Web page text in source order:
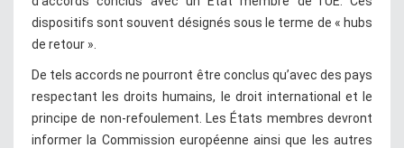
dispositifs sont souvent désignés sous le terme de « hubs
de retour ».
De tels accords ne pourront être conclus qu’avec des pays
respectant les droits humains, le droit international et le
principe de non-refoulement. Les États membres devront
informer la Commission européenne ainsi que les autres